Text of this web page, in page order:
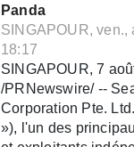
Panda
SINGAPOUR, ven.,
18:17
SINGAPOUR, 7
/PRNewswire/ --
Corporation Pte.
»), l'un des